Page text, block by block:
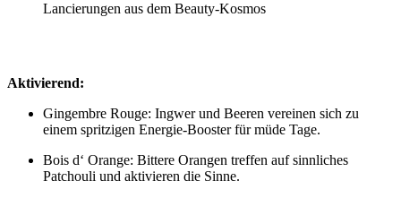
Aktivierend:
Gingembre Rouge: Ingwer und Beeren vereinen sich zu
einem spritzigen Energie-Booster für müde Tage.
Bois d‘ Orange: Bittere Orangen treffen auf sinnliches
Patchouli und aktivieren die Sinne.